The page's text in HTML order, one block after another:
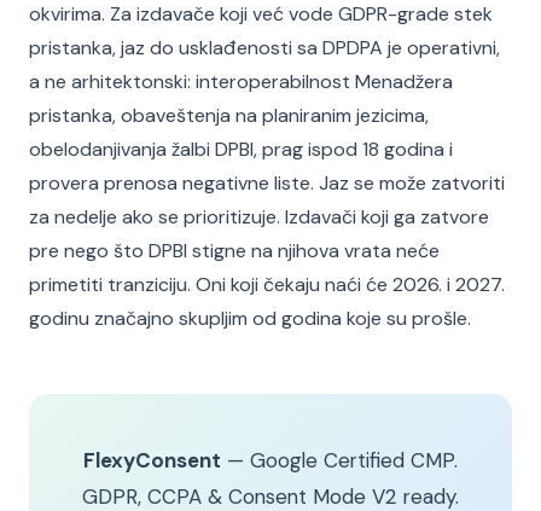
okvirima. Za izdavače koji već vode GDPR-grade stek
pristanka, jaz do usklađenosti sa DPDPA je operativni,
a ne arhitektonski: interoperabilnost Menadžera
pristanka, obaveštenja na planiranim jezicima,
obelodanjivanja žalbi DPBI, prag ispod 18 godina i
provera prenosa negativne liste. Jaz se može zatvoriti
za nedelje ako se prioritizuje. Izdavači koji ga zatvore
pre nego što DPBI stigne na njihova vrata neće
primetiti tranziciju. Oni koji čekaju naći će 2026. i 2027.
godinu značajno skupljim od godina koje su prošle.
FlexyConsent — Google Certified CMP.
GDPR, CCPA & Consent Mode V2 ready.